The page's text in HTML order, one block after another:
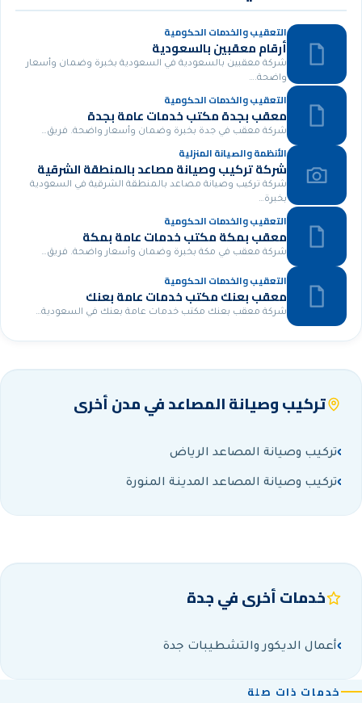
التعقيب والخدمات الحكومية
أرقام معقبين بالسعودية
شركة معقبين بالسعودية في السعودية بخبرة وضمان وأسعار
واضحة.…
التعقيب والخدمات الحكومية
معقب بجدة مكتب خدمات عامة بجدة
شركة معقب في جدة بخبرة وضمان وأسعار واضحة. فريق…
الأنظمة والصيانة المنزلية
شركة تركيب وصيانة مصاعد بالمنطقة الشرقية
شركة تركيب وصيانة مصاعد بالمنطقة الشرقية في السعودية
بخبرة…
التعقيب والخدمات الحكومية
معقب بمكة مكتب خدمات عامة بمكة
شركة معقب في مكة بخبرة وضمان وأسعار واضحة. فريق…
التعقيب والخدمات الحكومية
معقب بعنك مكتب خدمات عامة بعنك
شركة معقب بعنك مكتب خدمات عامة بعنك في السعودية…
تركيب وصيانة المصاعد في مدن أخرى
تركيب وصيانة المصاعد الرياض
تركيب وصيانة المصاعد المدينة المنورة
خدمات أخرى في جدة
أعمال الديكور والتشطيبات جدة
خدمات ذات صلة
خدمة تركيب وصيانة المصاعد في الرياض بضمان
تركيب وصيانة المصاعد المدينة المنورة